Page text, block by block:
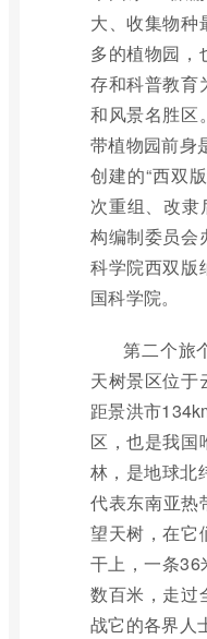
大、收集物种
多的植物园，
存和科普教育
和风景名胜区
带植物园前身
创建的“西双
次重组、改
构编制委员会
科学院西双版
国科学院。
第二个旅
天树景区位于
距景洪市
区，也是我国
林，是地球北
代表东南亚
望天树，在它
干上，一条36
数百米，走过
战它的各界人